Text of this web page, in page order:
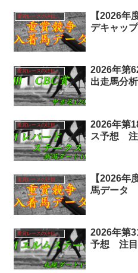
重賞レースの注目馬分析
【2026年
デキャッ
重賞レースの注目馬分析
2026年第
出走馬分析
重賞レースの注目馬分析
2026年第
ス予想 注
重賞レースの注目馬分析
【2026年
馬データ
重賞レースの注目馬分析
2026年第
予想 注目